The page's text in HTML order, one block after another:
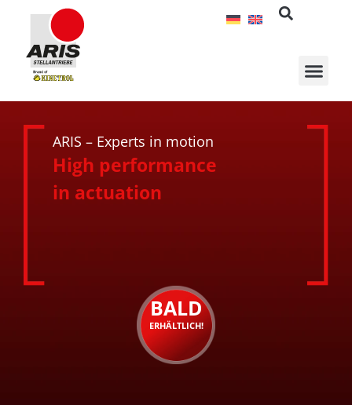
springen
ARIS – Experts in motion
High performance
in actuation
BALD
ERHÄLTLICH!